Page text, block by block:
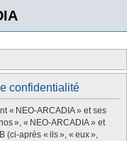
confidentialité
« NEO-ARCADIA » et ses
», « NEO-ARCADIA » et
(ci-après « ils », « eux »,